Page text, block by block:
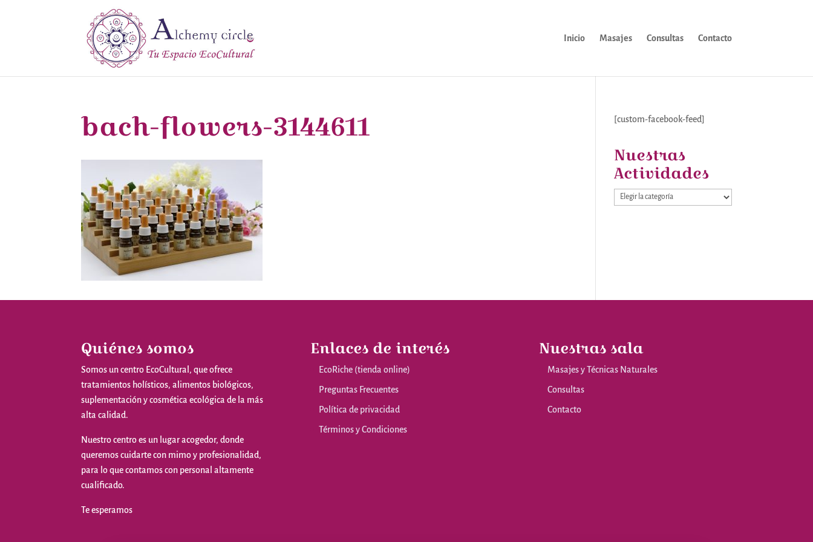
Inicio Masajes Consultas Contacto
bach-flowers-3144611 [custom-facebook-feed]
Nuestras
Actividades
Nuestras
Quiénes somos
Somos uncentro EcoCultural,que ofrece
tratamientos holísticos,alimentos biológicos,
suplementaciónycosmética ecológica de la más
alta calidad.
Nuestro centro es un lugaracogedor,donde
queremos cuidartecon mimoy profesionalidad,
para loque contamoscon personalaltamente
cualificado.
Te esperamos
Enlaces de interés
EcoRiche (tienda online)
Preguntas Frecuentes
Política de privacidad
Términos y Condiciones
Nuestras sala
Masajes y Técnicas Naturales
Consultas
Contacto